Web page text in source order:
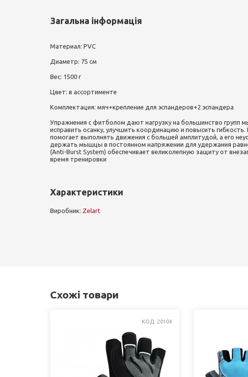
Загальна інформація
Материал: PVC
Диаметр: 75 см
Вес: 1500 г
Цвет: в ассортименте
Комплектация: мяч+крепление для эспандеров+2 эспандера
Упражнения с фитболом дают нагрузку на большинство групп
исправить осанку, улучшить координацию и повысить
помогает выполнять движения с большей амплитудой, а его
держать мышцы в постоянном напряжении для удержания
(Anti-Burst System) обеспечивает великолепную защиту от
время тренировки
Характеристики
Виробник: Zelart
Схожі товари
КОД: 20104